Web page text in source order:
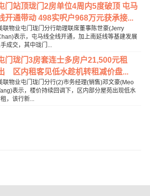
门站顶珑门2房单位4周内5度破顶 屯马
开通带动 498实呎户968万元获承接...
联物业屯门珑门分行助理联席董事陈世豪(Jerry
表示，屯马线全线开通，加上南延线等基建发展
成交，其中珑门...
门珑门3房套连士多房户21,500元租
区内租客见低水趁机转租减价盘...
联物业屯门珑门分行(2)市务经理(销售)邓文豪(Meo
表示，楼价持续回调下，区内部分屋苑出现低水
，该行新...